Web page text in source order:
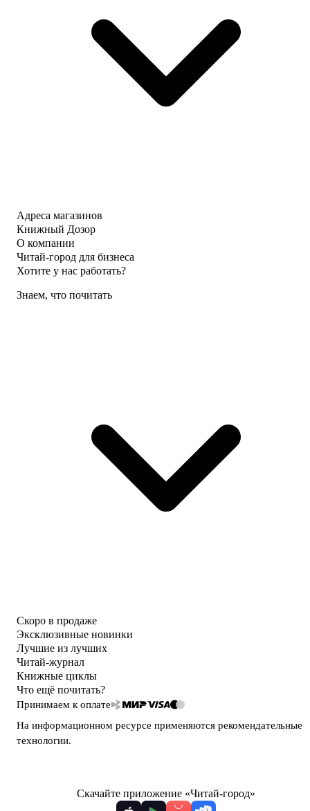
Адреса магазинов
Книжный Дозор
О компании
Читай-город для бизнеса
Хотите у нас работать?
Знаем, что почитать
Скоро в продаже
Эксклюзивные новинки
Лучшие из лучших
Читай-журнал
Книжные циклы
Что ещё почитать?
Принимаем к оплате
На информационном ресурсе применяются рекомендательные
технологии.
Скачайте приложение «Читай-город»